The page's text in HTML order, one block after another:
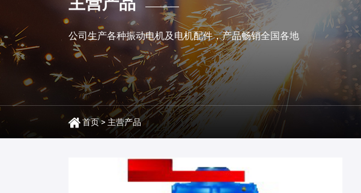
公司生产各种振动电机及电机配件，产品畅销全国各地
首页> 主营产品